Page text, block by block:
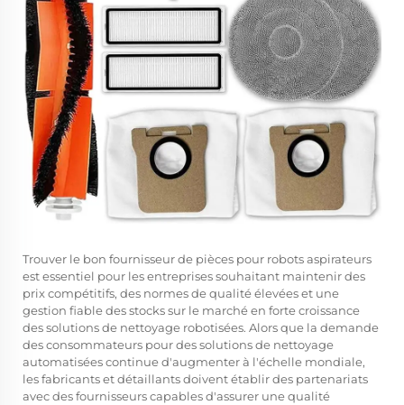
Trouver le bon fournisseur de pièces pour robots aspirateurs
est essentiel pour les entreprises souhaitant maintenir des
prix compétitifs, des normes de qualité élevées et une
gestion fiable des stocks sur le marché en forte croissance
des solutions de nettoyage robotisées. Alors que la demande
des consommateurs pour des solutions de nettoyage
automatisées continue d'augmenter à l'échelle mondiale,
les fabricants et détaillants doivent établir des partenariats
avec des fournisseurs capables d'assurer une qualité